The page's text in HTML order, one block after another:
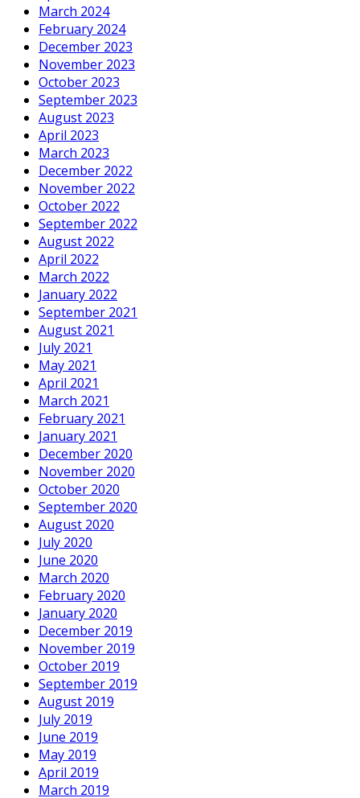
March 2024
February 2024
December 2023
November 2023
October 2023
September 2023
August 2023
April 2023
March 2023
December 2022
November 2022
October 2022
September 2022
August 2022
April 2022
March 2022
January 2022
September 2021
August 2021
July 2021
May 2021
April 2021
March 2021
February 2021
January 2021
December 2020
November 2020
October 2020
September 2020
August 2020
July 2020
June 2020
March 2020
February 2020
January 2020
December 2019
November 2019
October 2019
September 2019
August 2019
July 2019
June 2019
May 2019
April 2019
March 2019